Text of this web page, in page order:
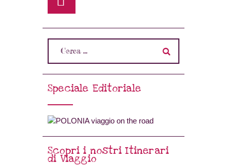
Speciale Editoriale
Scopri i nostri Itinerari
di Viaggio